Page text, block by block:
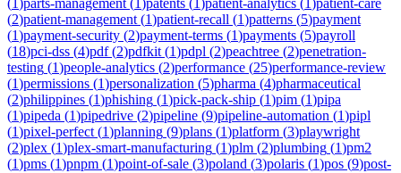
(2)patient-management (1)patient-recall (1)patterns (5)payment
(1)payment-security (2)payment-terms (1)payments (5)payroll
(18)pci-dss (4)pdf(2)pdfkit (1)pdpl (2)peachtree (2)penetration-
testing (1)people-analytics (2)performance (25)performance-review
(1)permissions (1)personalization (5)pharma (4)pharmaceutical
(2)philippines (1)phishing (1)pick-pack-ship (1)pim (1)pipa
(1)pipeda (1)pipedrive (2)pipeline (9)pipeline-automation (1)pipl
(1)pixel-perfect (1)planning (9)plans (1)platform (3)playwright
(2)plex (1)plex-smart-manufacturing (1)plm (2)plumbing (1)pm2
(1)pms (1)pnpm (1)point-of-sale (3)poland (3)polaris (1)pos (9)post-